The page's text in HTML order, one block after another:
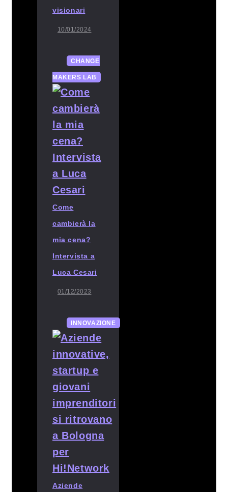
visionari
10/01/2024
CHANGE
MAKERS LAB
Come
cambierà la
mia cena?
Intervista a
Luca Cesari
01/12/2023
INNOVAZIONE
Aziende